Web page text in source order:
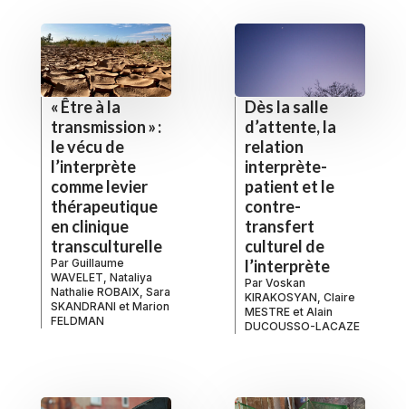
« Être à la
transmission » :
le vécu de
l’interprète
comme levier
thérapeutique
en clinique
transculturelle
Par Guillaume
WAVELET Nataliya
Nathalie ROBAIX Sara
SKANDRANI et Marion
FELDMAN
Dès la salle
d’attente, la
relation
interprète-
patient et le
contre-
transfert
culturel de
l’interprète
Par Voskan
KIRAKOSYAN Claire
MESTRE et Alain
DUCOUSSO-LACAZE